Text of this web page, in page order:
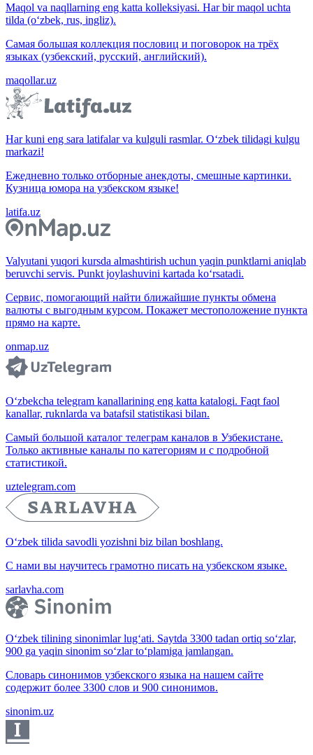
Maqol va naqllarning eng katta kolleksiyasi. Har bir maqol uchta
tilda (o‘zbek, rus, ingliz).
Самая большая коллекция пословиц и поговорок на трёх
языках (узбекский, русский, английский).
maqollar.uz
Har kuni eng sara latifalar va kulguli rasmlar. O‘zbek tilidagi kulgu
markazi!
Ежедневно только отборные анекдоты, смешные картинки.
Кузница юмора на узбекском языке!
latifa.uz
Valyutani yuqori kursda almashtirish uchun yaqin punktlarni aniqlab
beruvchi servis. Punkt joylashuvini kartada ko‘rsatadi.
Сервис, помогающий найти ближайшие пункты обмена
валюты с выгодным курсом. Покажет местоположение пункта
прямо на карте.
onmap.uz
O‘zbekcha telegram kanallarining eng katta katalogi. Faqt faol
kanallar, ruknlarda va batafsil statistikasi bilan.
Самый большой каталог телеграм каналов в Узбекистане.
Только активные каналы по категориям и с подробной
статистикой.
uztelegram.com
O‘zbek tilida savodli yozishni biz bilan boshlang.
С нами вы научитесь грамотно писать на узбекском языке.
sarlavha.com
O‘zbek tilining sinonimlar lug‘ati. Saytda 3300 tadan ortiq so‘zlar,
900 ga yaqin sinonim so‘zlar to‘plamiga jamlangan.
Словарь синонимов узбекского языка на нашем сайте
содержит более 3300 слов и 900 синонимов.
sinonim.uz